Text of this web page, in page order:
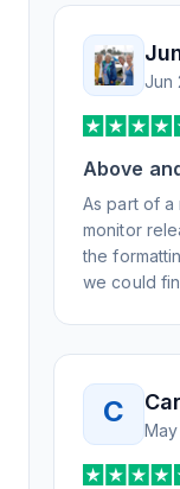
RSS feed
website
Jun
Above
As part of a
monitor
the
we could
day, but I
weeks, but
support, all
C